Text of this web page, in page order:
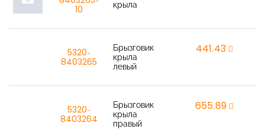
10
крыла
5320-
8403265
Брызговик
крыла
левый
441,43
5320-
8403264
Брызговик
крыла
правый
655,89